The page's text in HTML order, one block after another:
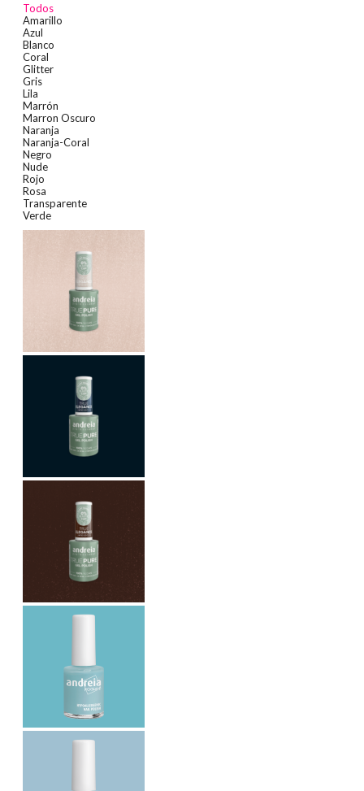
Todos
Amarillo
Azul
Blanco
Coral
Glitter
Gris
Lila
Marrón
Marron Oscuro
Naranja
Naranja-Coral
Negro
Nude
Rojo
Rosa
Transparente
Verde